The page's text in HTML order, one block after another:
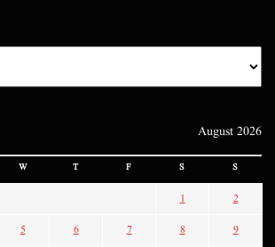
August 2026
W T F S S
1 2
5 6 7 8 9